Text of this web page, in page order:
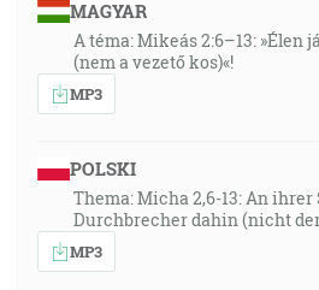
MAGYAR
A téma: Mikeás 2:6–13: »Élen
(nem a vezető kos)«!
MP3
POLSKI
Thema: Micha 2,6-13: An
Durchbrecher dahin (nicht
MP3